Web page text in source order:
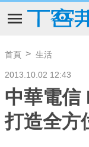
首頁 生活
2013.10.02 12:43
中華電信
打造全方